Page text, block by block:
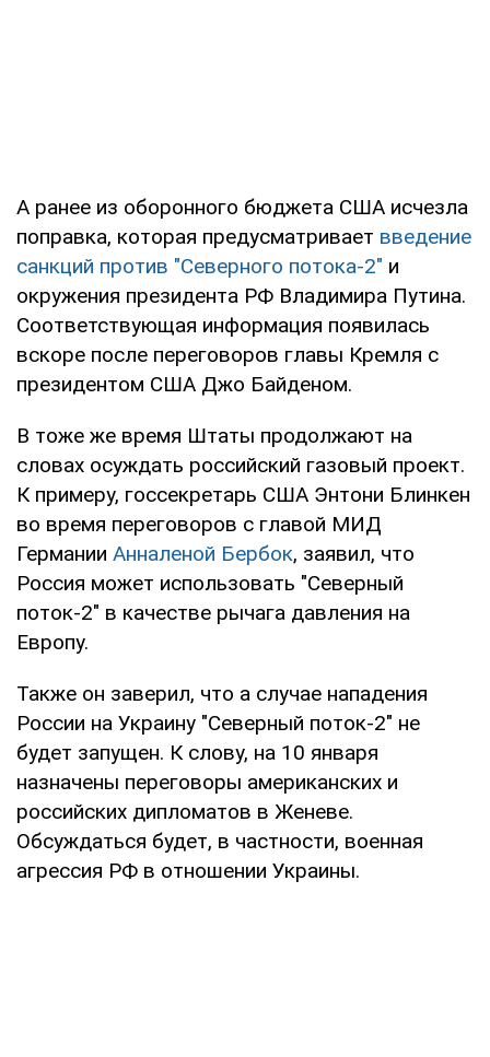
А ранее из оборонного бюджета США исчезла
поправка, которая предусматривает введение
санкций против "Северного потока-2" и
окружения президента РФ Владимира Путина.
Соответствующая информация появилась
вскоре после переговоров главы Кремля с
президентом США Джо Байденом.
В тоже же время Штаты продолжают на
словах осуждать российский газовый проект.
К примеру, госсекретарь США Энтони Блинкен
во время переговоров с главой МИД
Германии Анналеной Бербок, заявил, что
Россия может использовать "Северный
поток-2" в качестве рычага давления на
Европу.
Также он заверил, что а случае нападения
России на Украину "Северный поток-2" не
будет запущен. К слову, на 10 января
назначены переговоры американских и
российских дипломатов в Женеве.
Обсуждаться будет, в частности, военная
агрессия РФ в отношении Украины.